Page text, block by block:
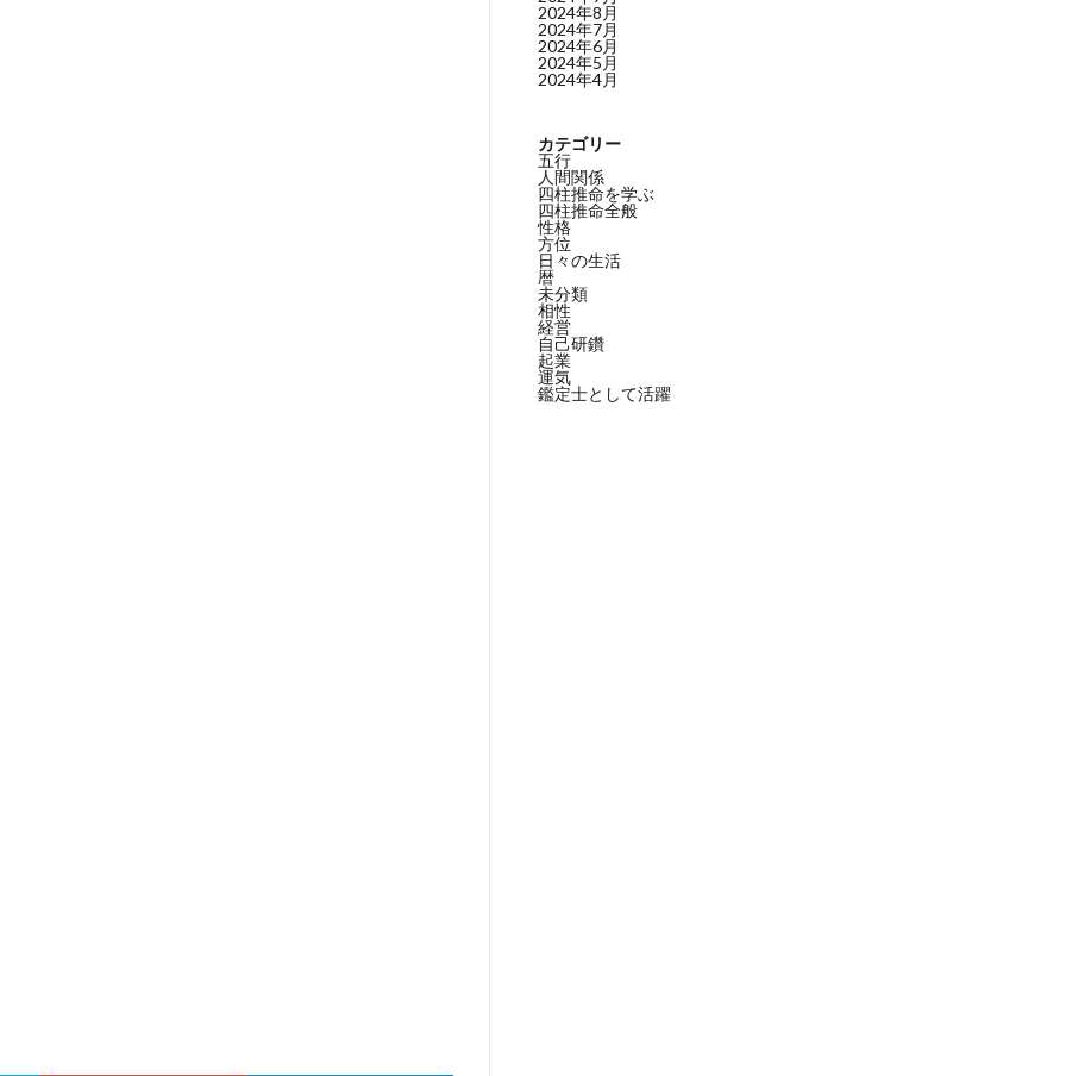
2024年8月
2024年7月
2024年6月
2024年5月
2024年4月
カテゴリー
五行
人間関係
四柱推命を学ぶ
四柱推命全般
性格
方位
日々の生活
暦
未分類
相性
経営
自己研鑽
起業
運気
鑑定士として活躍